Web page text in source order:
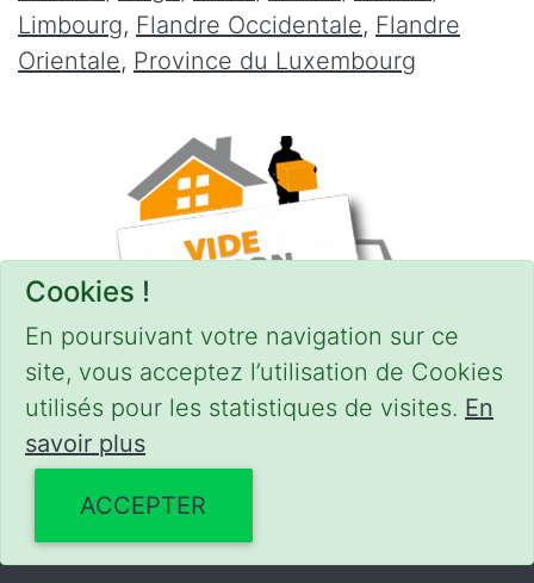
Cookies !
En poursuivant votre navigation sur ce
site, vous acceptez l’utilisation de Cookies
utilisés pour les statistiques de visites. En
savoir plus
ACCEPTER
Limbourg, Flandre Occidentale, Flandre
Orientale, Province du Luxembourg
CONDITIONS-
Powered by Euro Web Page